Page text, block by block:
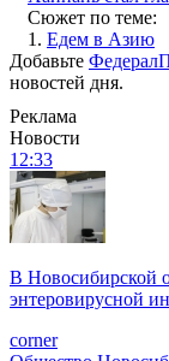
Сюжет по теме:
1. Едем в Азию
Добавьте
новостей дня.
Реклама
Новости
12:33
В Новосибирской
энтеровирусной
corner